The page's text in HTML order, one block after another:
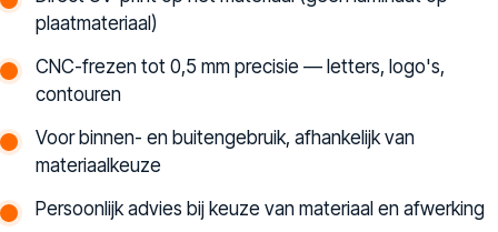
plaatmateriaal)
CNC-frezen tot 0,5 mm precisie — letters, logo's,
contouren
Voor binnen- en buitengebruik, afhankelijk van
materiaalkeuze
Persoonlijk advies bij keuze van materiaal en afwerking